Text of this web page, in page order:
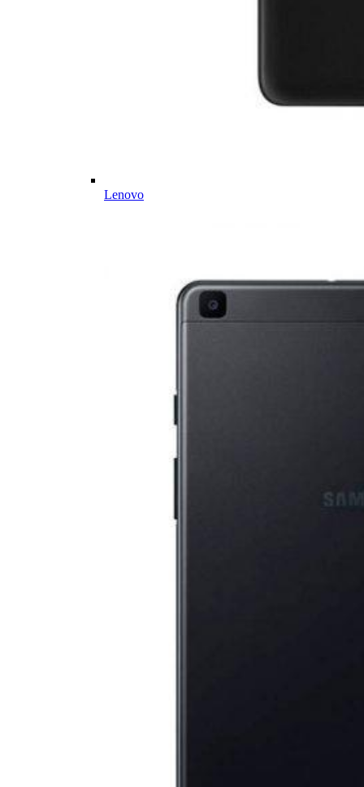
Lenovo